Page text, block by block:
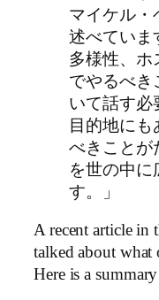
マイケル・
述べていま
多様性、ホ
でやるべき
いて話す必
目的地にも
べきことが
を世の中
す。」
A recent article in
talked about
Here is a